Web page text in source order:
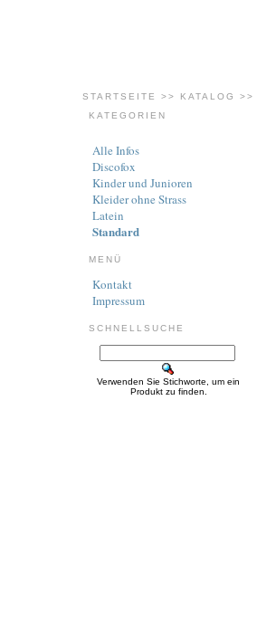
STARTSEITE >> KATALOG >>
KATEGORIEN
Alle Infos
Discofox
Kinder und Junioren
Kleider ohne Strass
Latein
Standard
MENÜ
Kontakt
Impressum
SCHNELLSUCHE
Verwenden Sie Stichworte, um ein
Produkt zu finden.